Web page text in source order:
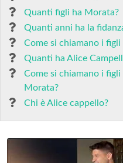
Quanti figli ha Morata?
Quanti anni ha la
Come si chiamano i
Quanti ha Alice
Come si chiamano i
Morata?
Chi è Alice cappello?